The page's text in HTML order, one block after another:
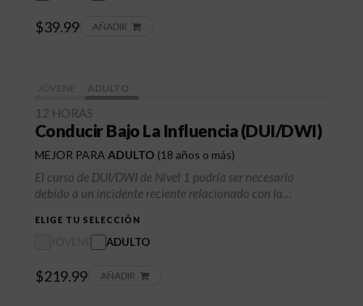
$39.99 AÑADIR
ADULTO
12 HORAS
Conducir Bajo La Influencia (DUI/DWI)
MEJOR PARA ADULTO (18 años o más)
El curso de DUI/DWI de Nivel 1 podría ser necesario
debido a un incidente reciente relacionado con la
resultado en una citación legal, arresto o condena. Está
diseñado para ayudarle a comprender los graves riesgos y
tanto para usted como para los demás en la carretera.
ELIGE TU SELECCIÓN
ADULTO
$219.99 AÑADIR